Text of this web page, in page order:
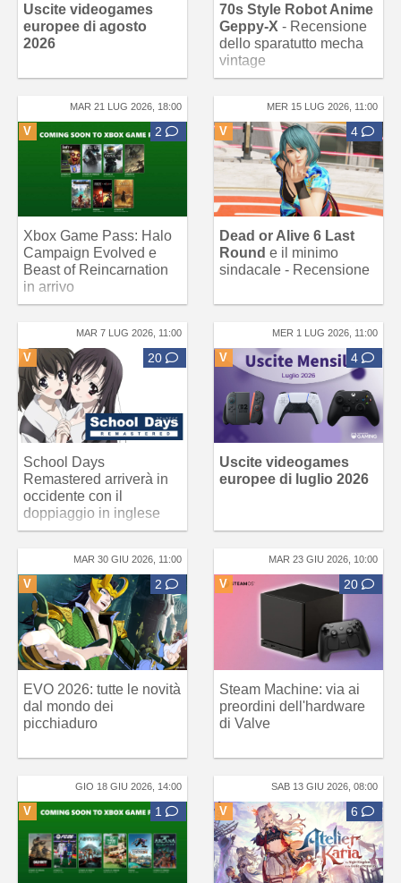
Uscite videogames
europee di agosto
2026
70s Style Robot Anime
Geppy-X - Recensione
dello sparatutto mecha
vintage
MAR 21 LUG 2026, 18:00
V 2
Xbox Game Pass: Halo
Campaign Evolved e
Beast of Reincarnation
in arrivo
MER 15 LUG 2026, 11:00
V 4
Dead or Alive 6 Last
Round e il minimo
sindacale - Recensione
MAR 7 LUG 2026, 11:00
V 20
School Days
Remastered arriverà in
occidente con il
doppiaggio in inglese
MER 1 LUG 2026, 11:00
V 4
Uscite videogames
europee di luglio 2026
MAR 30 GIU 2026, 11:00
V 2
EVO 2026: tutte le novità
dal mondo dei
picchiaduro
MAR 23 GIU 2026, 10:00
V 20
Steam Machine: via ai
preordini dell'hardware
di Valve
GIO 18 GIU 2026, 14:00
V 1
SAB 13 GIU 2026, 08:00
V 6